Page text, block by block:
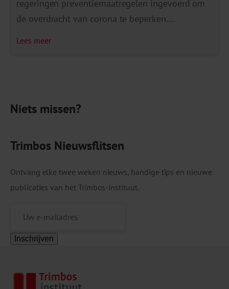
Niets missen?
Trimbos Nieuwsflitsen
Ontvang elke twee weken nieuws, handige tips en nieuwe
publicaties van het Trimbos-instituut.
Inschrijven
regeringen preventiemaatregelen ingevoerd om
de overdracht van corona te beperken.
welzijn (sociaal, mentaal, fysiek, financieel) en de
Lees meer